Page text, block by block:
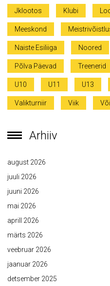
Jklootos Klubi
Meeskond
Naiste Esiliiga Noored
Põlva Päevad Treenerid
U10 U11 U13
Valikturniir Viik
Arhiiv
august 2026
juuli 2026
juuni 2026
mai 2026
aprill 2026
märts 2026
veebruar 2026
jaanuar 2026
detsember 2025